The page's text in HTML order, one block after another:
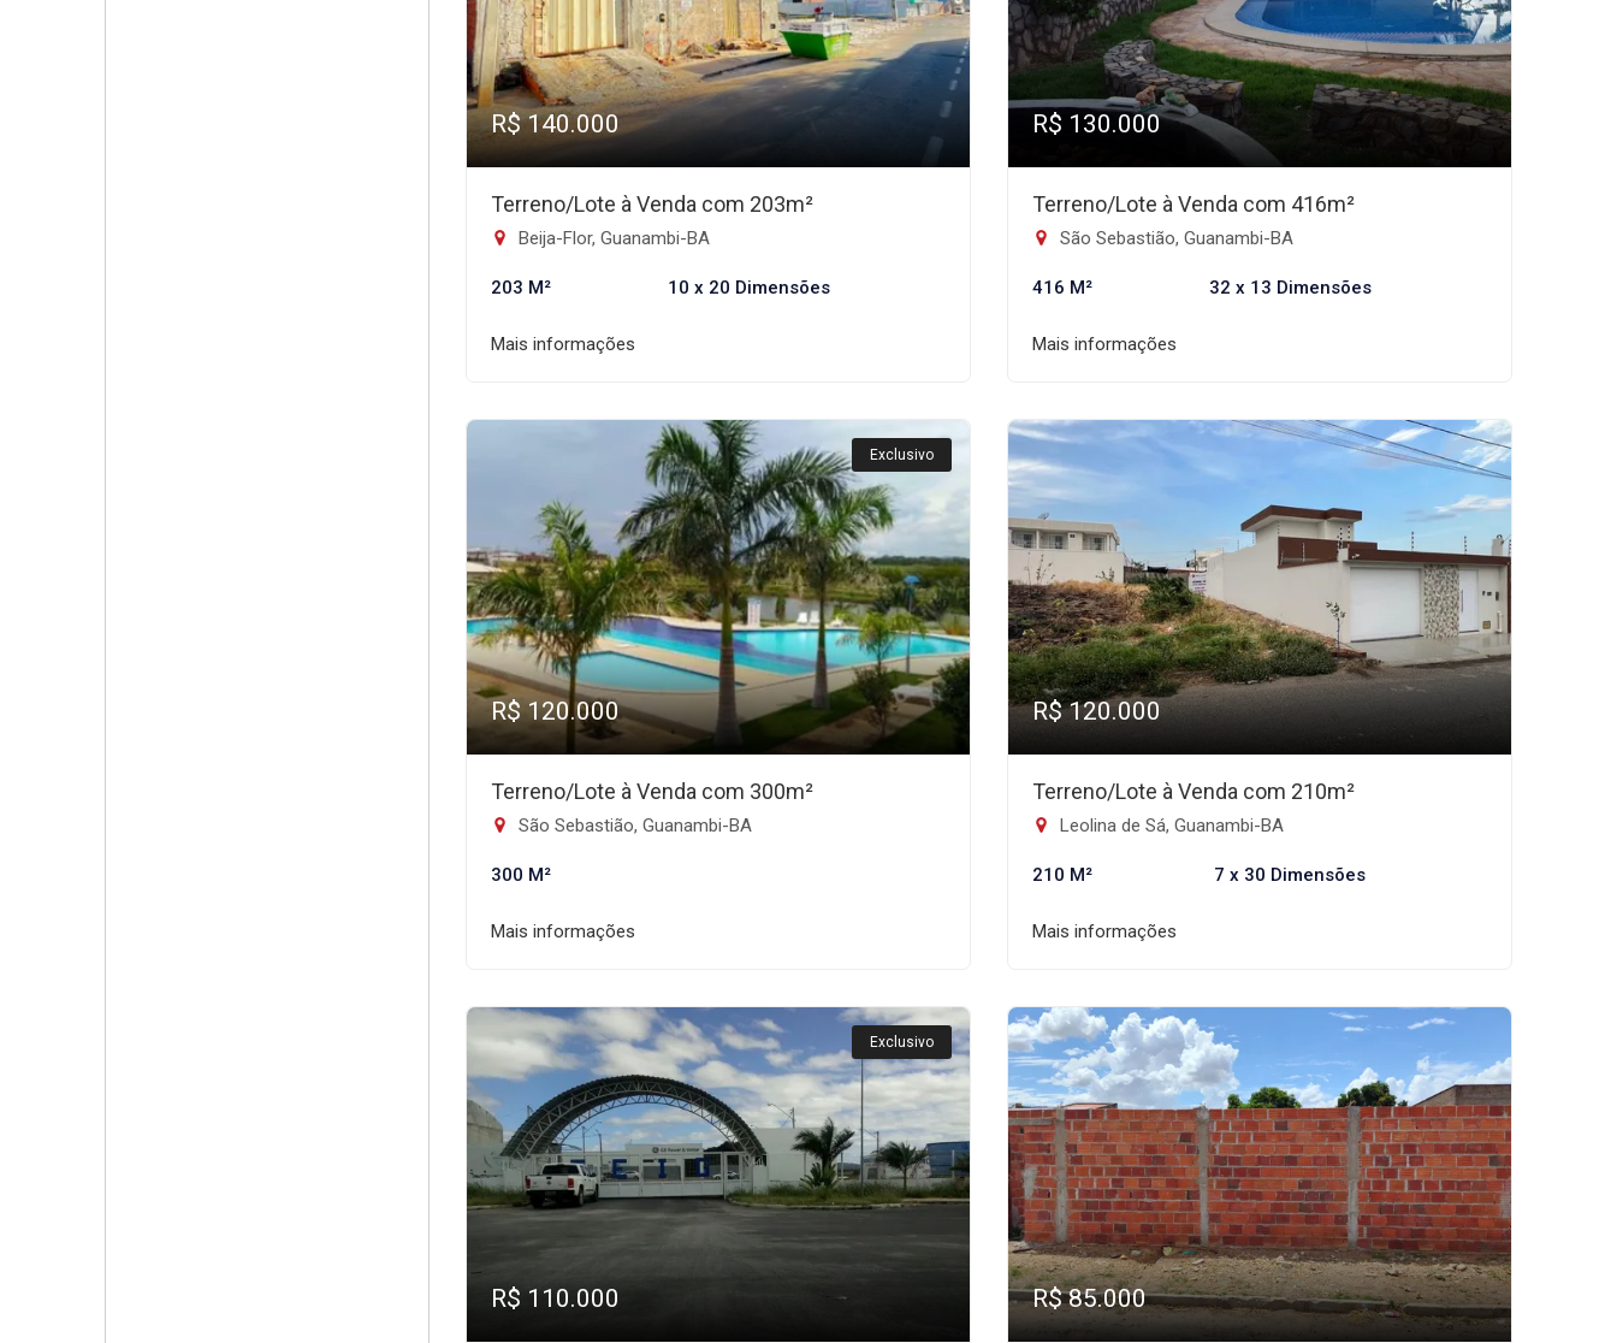
R$ 140.000
Terreno/Lote à Venda com 203m²
Beija-Flor, Guanambi-BA
203 M² 10 x 20 Dimensões
Mais informações
R$ 130.000
Terreno/Lote à Venda com 416m²
São Sebastião, Guanambi-BA
416 M² 32 x 13 Dimensões
Mais informações
Exclusivo
R$ 120.000
Terreno/Lote à Venda com 300m²
São Sebastião, Guanambi-BA
300 M²
Mais informações
R$ 120.000
Terreno/Lote à Venda com 210m²
Leolina de Sá, Guanambi-BA
210 M² 7 x 30 Dimensões
Mais informações
Exclusivo
R$ 110.000 R$ 85.000